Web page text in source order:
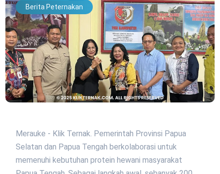
Berita Peternakan
Merauke - Klik Ternak. Pemerintah Provinsi Papua
Selatan dan Papua Tengah berkolaborasi untuk
memenuhi kebutuhan protein hewani masyarakat